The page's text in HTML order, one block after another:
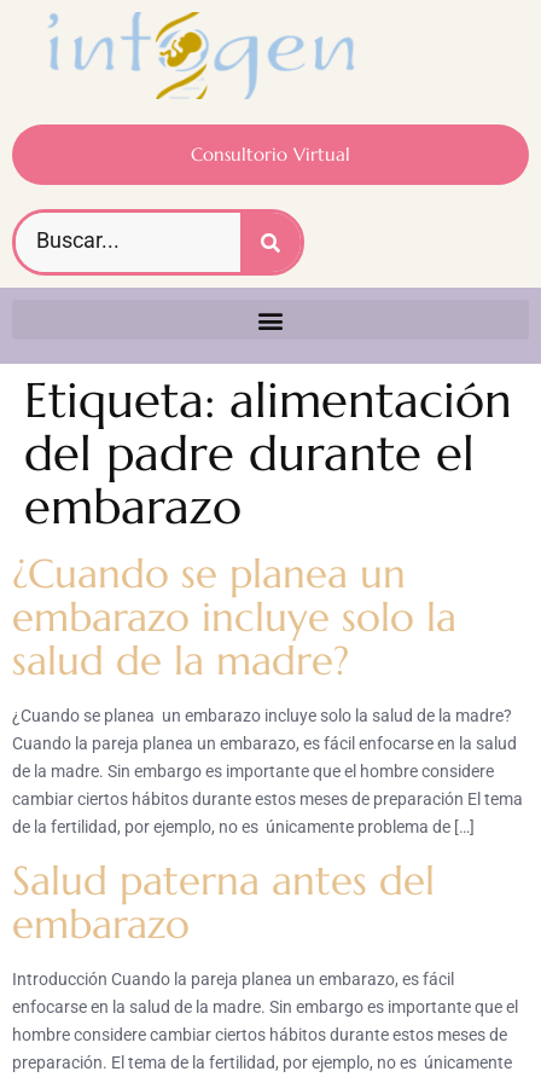
Consultorio Virtual
Etiqueta: alimentación
del padre durante el
embarazo
¿Cuando se planea un
embarazo incluye solo la
salud de la madre?
¿Cuando se planea un embarazo incluye solo la salud de la madre?
Cuando la pareja planea un embarazo, es fácil enfocarse en la salud
de la madre. Sin embargo es importante que el hombre considere
cambiar ciertos hábitos durante estos meses de preparación El tema
de la fertilidad, por ejemplo, no es únicamente problema de […]
Salud paterna antes del
embarazo
Introducción Cuando la pareja planea un embarazo, es fácil
enfocarse en la salud de la madre. Sin embargo es importante que el
hombre considere cambiar ciertos hábitos durante estos meses de
preparación. El tema de la fertilidad, por ejemplo, no es únicamente